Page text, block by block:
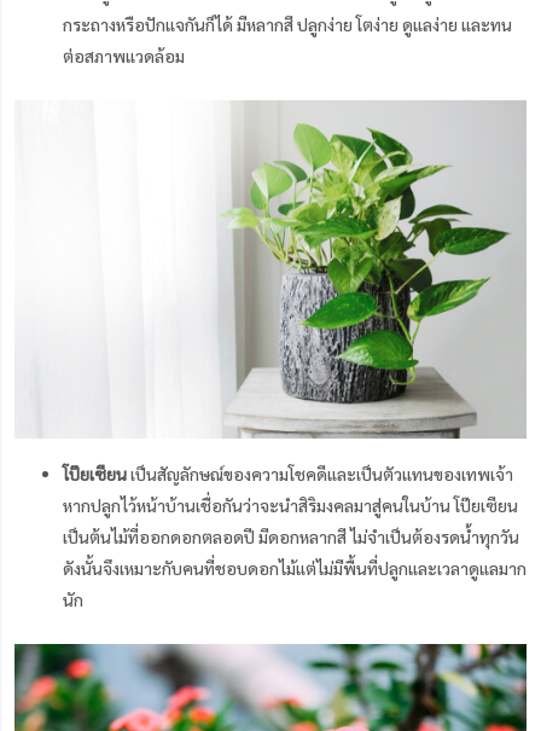
กระถางหรือปักแจกันก็ได้ มีหลากสี ปลูกง่าย โตง่าย ดูแลง่าย และทน
ต่อสภาพแวดล้อม
โป๊ยเซียนเป็นสัญลักษณ์ของความโชคดีและเป็นตัวแทนของเทพเจ้า
หากปลูกไว้หน้าบ้านเชื่อกันว่าจะนำสิริมงคลมาสู่คนในบ้าน โป๊ยเซียน
เป็นต้นไม้ที่ออกดอกตลอดปี มีดอกหลากสี ไม่จำเป็นต้องรดน้ำทุกวัน
ดังนั้นจึงเหมาะกับคนที่ชอบดอกไม้แต่ไม่มีพื้นที่ปลูกและเวลาดูแลมาก
นัก